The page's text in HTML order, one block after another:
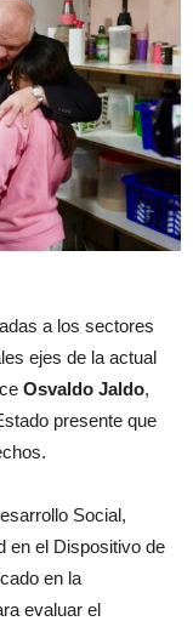
a los sectores
ejes de la actual
Osvaldo Jaldo,
presente que
Social,
en el Dispositivo de
en la
evaluar el